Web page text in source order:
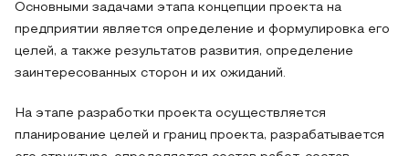
Основными задачами этапа концепции проекта на
предприятии является определение и формулировка его
целей, а также результатов развития, определение
заинтересованных сторон и их ожиданий.
На этапе разработки проекта осуществляется
планирование целей и границ проекта, разрабатывается